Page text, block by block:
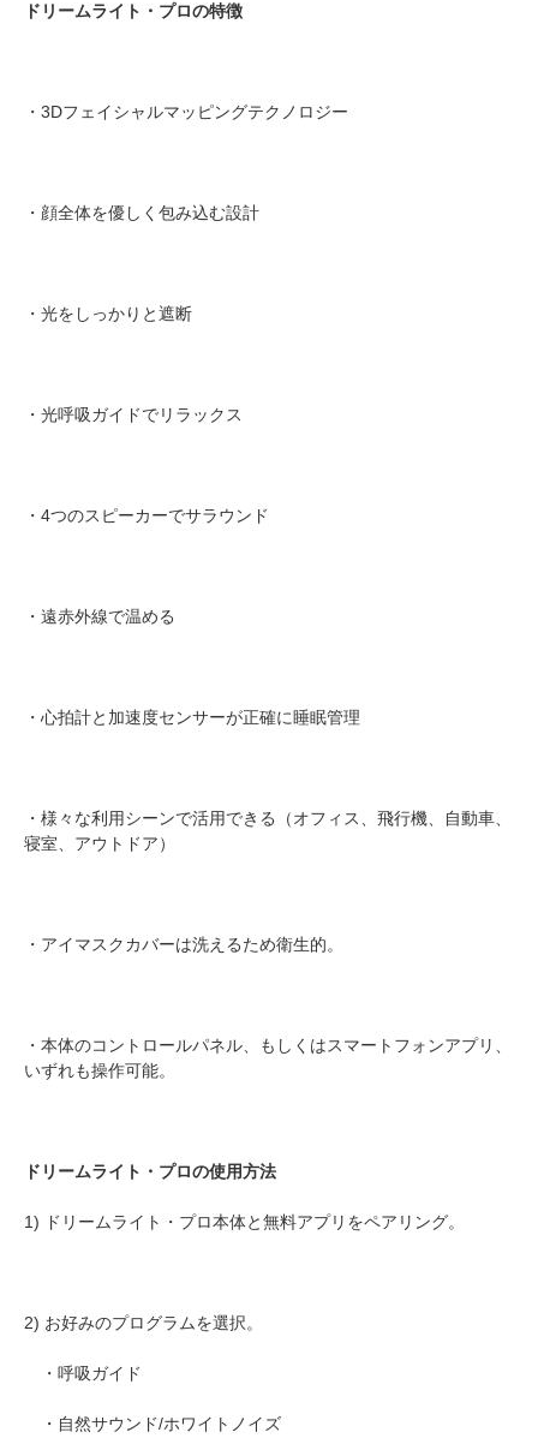
ドリームライト・プロの特徴
・3Dフェイシャルマッピングテクノロジー
・顔全体を優しく包み込む設計
・光をしっかりと遮断
・光呼吸ガイドでリラックス
・4つのスピーカーでサラウンド
・遠赤外線で温める
・心拍計と加速度センサーが正確に睡眠管理
・様々な利用シーンで活用できる（オフィス、飛行機、自動車、
寝室、アウトドア）
・アイマスクカバーは洗えるため衛生的。
・本体のコントロールパネル、もしくはスマートフォンアプリ、
いずれも操作可能。
ドリームライト・プロの使用方法
1) ドリームライト・プロ本体と無料アプリをペアリング。
2) お好みのプログラムを選択。
・呼吸ガイド
・自然サウンド/ホワイトノイズ